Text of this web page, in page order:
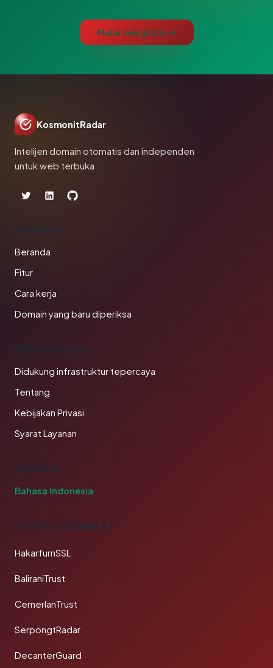
Mulai cek gratis →
KosmonitRadar
Intelijen domain otomatis dan independen
untuk web terbuka.
PRODUK
Beranda
Fitur
Cara kerja
Domain yang baru diperiksa
PERUSAHAAN
Didukung infrastruktur tepercaya
Tentang
Kebijakan Privasi
Syarat Layanan
BAHASA
Bahasa Indonesia
TAUTAN SAHABAT
HakarfurnSSL
BaliraniTrust
CemerlanTrust
SerpongtRadar
DecanterGuard